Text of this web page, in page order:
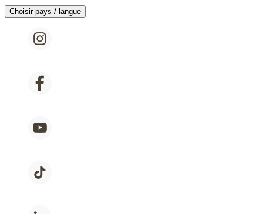
Choisir pays / langue